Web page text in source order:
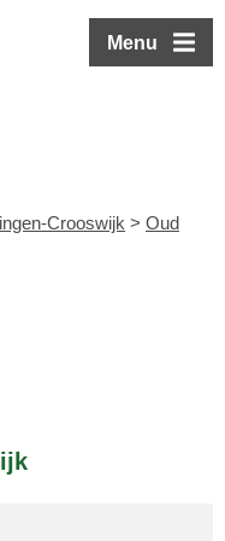
Menu
Crooswijk > Oud